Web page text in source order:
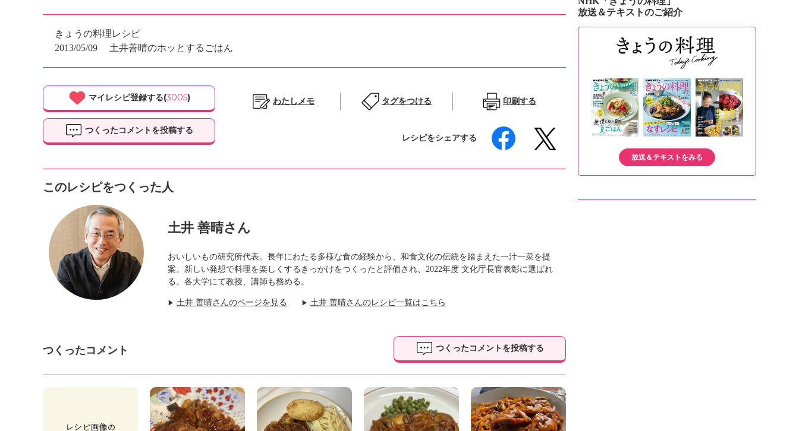
きょうの料理レシピ
2013/05/09
土井善晴のホッとするごはん
マイレシピ登録する(3005)
つくったコメントを投稿する
わたしメモ タグをつける 印刷する
レシピをシェアする
このレシピをつくった人
土井 善晴さん
おいしいもの研究所代表。長年にわたる多様な食の経験から、和食文化の伝統を踏まえた一汁一菜を提
案。新しい発想で料理を楽しくするきっかけをつくったと評価され、2022年度 文化庁長官表彰に選ばれ
る。各大学にて教授、講師も務める。
▶ 土井 善晴さんのページを見る ▶ 土井 善晴さんのレシピ一覧はこちら
つくったコメント つくったコメントを投稿する
放送＆テキストのご紹介
放送＆テキストをみる